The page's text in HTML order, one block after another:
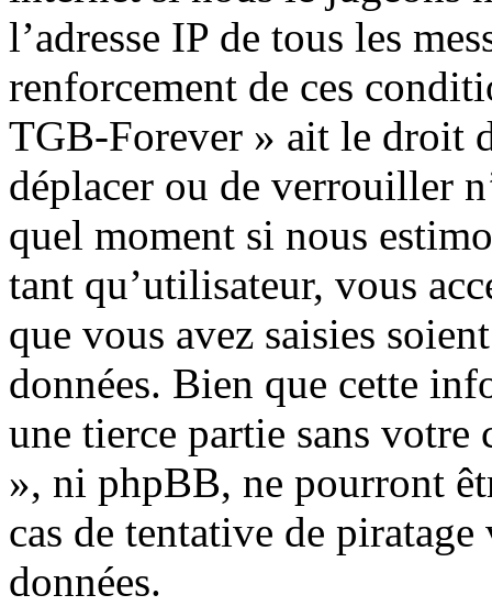
l’adresse IP de tous les
renforcement de ces
TGB-Forever » ait le droit
déplacer ou de verrouiller
quel moment si nous
tant qu’utilisateur, vous
que vous avez saisies
données. Bien que cette
une tierce partie sans
», ni phpBB, ne pourront
cas de tentative de
données.